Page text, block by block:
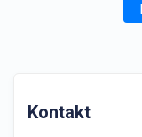
Kontakt